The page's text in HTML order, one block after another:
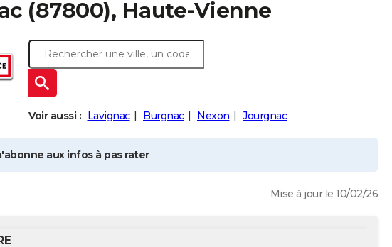
(87800), Haute-Vienne
Voir aussi : Lavignac Burgnac Nexon Jourgnac
aux infos à pas rater
Mise à jour le 10/02/26